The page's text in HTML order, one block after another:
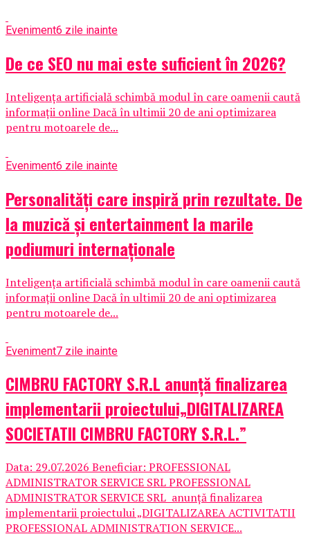
Eveniment6 zile inainte
De ce SEO nu mai este suficient în 2026?
Inteligența artificială schimbă modul în care oamenii caută
informații online Dacă în ultimii 20 de ani optimizarea
pentru motoarele de...
Eveniment6 zile inainte
Personalități care inspiră prin rezultate. De
la muzică și entertainment la marile
podiumuri internaționale
Inteligența artificială schimbă modul în care oamenii caută
informații online Dacă în ultimii 20 de ani optimizarea
pentru motoarele de...
Eveniment7 zile inainte
CIMBRU FACTORY S.R.L anunţă finalizarea
implementarii proiectului„DIGITALIZAREA
SOCIETATII CIMBRU FACTORY S.R.L.”
Data: 29.07.2026 Beneficiar: PROFESSIONAL
ADMINISTRATOR SERVICE SRL PROFESSIONAL
ADMINISTRATOR SERVICE SRL anunţă finalizarea
implementarii proiectului „DIGITALIZAREA ACTIVITATII
PROFESSIONAL ADMINISTRATION SERVICE...